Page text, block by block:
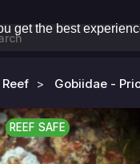
get the best
Reef Gobiidae -
REEF SAFE